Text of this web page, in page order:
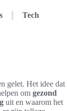
Tech
gelet. Het idee dat
om gezond
uit en waarom het